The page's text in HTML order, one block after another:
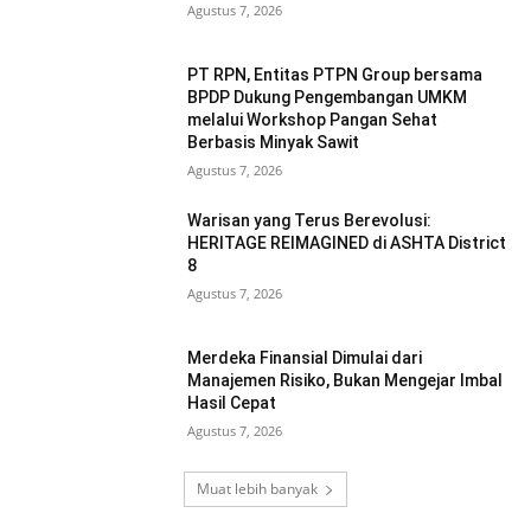
Agustus 7, 2026
PT RPN, Entitas PTPN Group bersama
BPDP Dukung Pengembangan UMKM
melalui Workshop Pangan Sehat
Berbasis Minyak Sawit
Agustus 7, 2026
Warisan yang Terus Berevolusi:
HERITAGE REIMAGINED di ASHTA District
8
Agustus 7, 2026
Merdeka Finansial Dimulai dari
Manajemen Risiko, Bukan Mengejar Imbal
Hasil Cepat
Agustus 7, 2026
Muat lebih banyak